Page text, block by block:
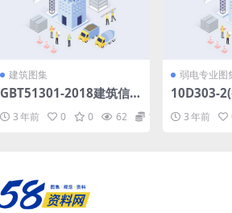
建筑图集
GBT51301-2018建筑信
3 年前 0 0 62 1.98
弱电专业图
10D303-
f
3 年前